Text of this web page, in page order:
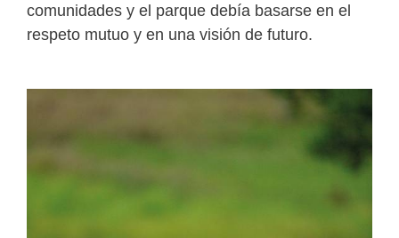
comunidades y el parque debía basarse en el
respeto mutuo y en una visión de futuro.